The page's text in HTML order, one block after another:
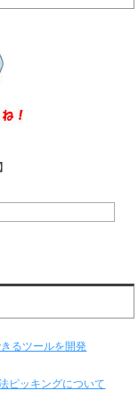
るツールを開発
ピッキングについて